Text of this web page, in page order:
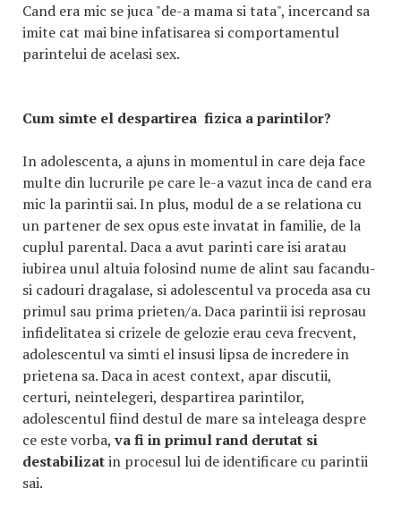
Cand era mic se juca "de-a mama si tata", incercand sa
imite cat mai bine infatisarea si comportamentul
parintelui de acelasi sex.
Cum simte el despartirea fizica a parintilor?
In adolescenta, a ajuns in momentul in care deja face
multe din lucrurile pe care le-a vazut inca de cand era
mic la parintii sai. In plus, modul de a se relationa cu
un partener de sex opus este invatat in familie, de la
cuplul parental. Daca a avut parinti care isi aratau
iubirea unul altuia folosind nume de alint sau facandu-
si cadouri dragalase, si adolescentul va proceda asa cu
primul sau prima prieten/a. Daca parintii isi reprosau
infidelitatea si crizele de gelozie erau ceva frecvent,
adolescentul va simti el insusi lipsa de incredere in
prietena sa. Daca in acest context, apar discutii,
certuri, neintelegeri, despartirea parintilor,
adolescentul fiind destul de mare sa inteleaga despre
ce este vorba, va fi in primul rand derutat si
destabilizatin procesul lui de identificare cu parintii
sai.